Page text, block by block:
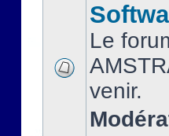
Le
venir.